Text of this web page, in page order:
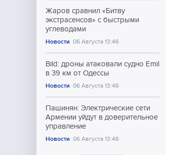
Жаров сравнил «Битву
экстрасенсов» с быстрыми
углеводами
Новости 06 Августа 13:46
Bild: дроны атаковали судно Emil
в 39 км от Одессы
Новости 06 Августа 13:46
Пашинян: Электрические сети
Армении уйдут в доверительное
управление
Новости 06 Августа 13:46